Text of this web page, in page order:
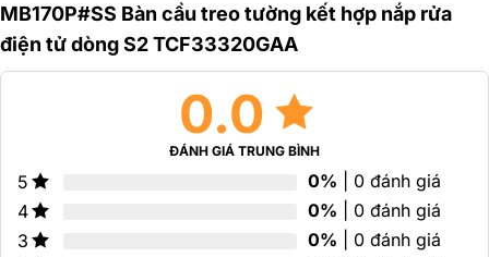
MB170P#SS Bàn cầu treo tường kết hợp nắp rửa
điện tử dòng S2 TCF33320GAA
0.0
ĐÁNH GIÁ TRUNG BÌNH
5 0% | 0 đánh giá
4
0% | 0 đánh giá
3
0% | 0 đánh giá